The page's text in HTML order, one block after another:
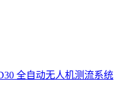
全自动无人机测流系统